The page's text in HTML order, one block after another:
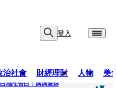
登入
治社會 財經理財 人物 美
感性告白：媽媽愛妳